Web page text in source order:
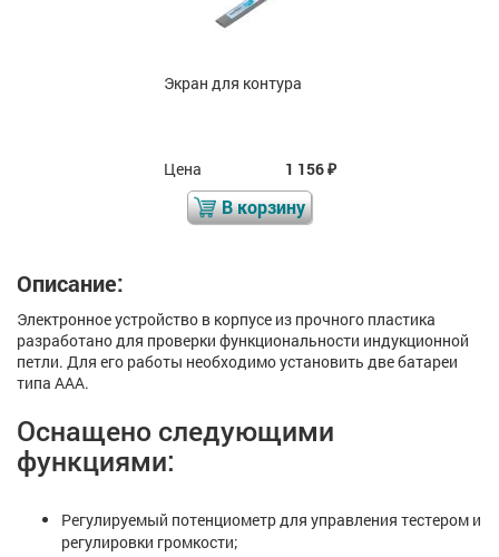
Экран для контура
Цена 1 156₽
В корзину
Описание:
Электронное устройство в корпусе из прочного пластика
разработано для проверки функциональности индукционной
петли. Для его работы необходимо установить две батареи
типа ААА.
Оснащено следующими
функциями:
Регулируемый потенциометр для управления тестером и
регулировки громкости;